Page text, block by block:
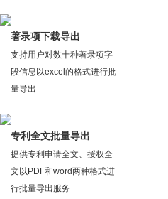
著录项下载导出
支持用户对数十种著录项字
段信息以excel的格式进行批
量导出
专利全文批量导出
提供专利申请全文、授权全
文以PDF和word两种格式进
行批量导出服务